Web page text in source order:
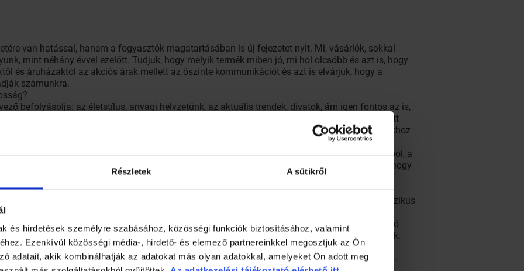
Részletek A sütikről
és hirdetések személyre szabásához, közösségi funkciók biztosításához, valamint
Ezenkívül közösségi média-, hirdető- és elemező partnereinkkel megosztjuk az Ön
adatait, akik kombinálhatják az adatokat más olyan adatokkal, amelyeket Ön adott meg
van hatással, hanem a fogyasztók magatartásában is új fejezetet nyit. Mi, vásárlók, sokkal
mint néhány évvel ezelőtt. Tudjuk, hogy melyik termék miben jó, mi hol olcsóbb és azt is, hogy
és áruházaktól az akciós árak mellett az őszinte kommunikációt és azt is elvárjuk, hogy a
számunkra.
befolyásolja: az életstílus, anyagi helyzetünk, az aktuális trendek, divatok, ám igen fontos az is,
rendelkezünk. Az Európa-szerte világmárkákon felnövő, a televízió és számítógép mellett
kapcsolatos ismereteket ma már többnyire a világhálón szerezi be. És ez gyökeres változásokhoz
Körkép 2011 kutatási adatai azt bizonyítják, hogy az interneten hozzáférhető információ a
miatt óriási hatást gyakorol a fogyasztói attitűdökre. A gyártói és ár-összehasonlító oldalakból, a
alapos tudással rendelkező, tudatos és magabiztos vásárló nemcsak arra figyel oda, hogy
között milyen termékre költi a pénzét, hanem arra is, hogy hol teszi ezt. Ez az új típusú, jól
váló vásárló a Fogyasztó 2.0, aki már otthon tudja, melyik termék lesz a
jelenti, hogy a jól tájékozott Fogyasztó 2.0, vagyis a modern vásárló sokszor már nem a klasszikus
egy elfogult kereskedőt. A siker reményében tehát a kereskedelemnek is stratégiát kell
az őszinte emberi hang és a személyesség egyre fontosabbá válik a vásárlókkal való
világában a fogyasztók felelős kereskedői magatartásra és a vásárlás élményére vágynak.
többi országához képest mi, magyarok – hasonlóan a közép-kelet-európai országokhoz –